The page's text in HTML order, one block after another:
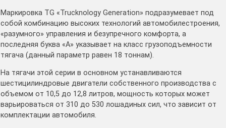
Маркировка TG «Trucknology Generation» подразумевает под
собой комбинацию высоких технологий автомобилестроения,
«разумного» управления и безупречного комфорта, а
последняя буква «А» указывает на класс грузоподъемности
тягача (данный параметр равен 18 тоннам).
На тягачи этой серии в основном устанавливаются
шестицилиндровые двигатели собственного производства с
объемом от 10,5 до 12,8 литров, мощность которых может
варьироваться от 310 до 530 лошадиных сил, что зависит от
комплектации автомобиля.